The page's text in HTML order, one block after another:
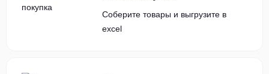
Соберите товары и выгрузите в
excel